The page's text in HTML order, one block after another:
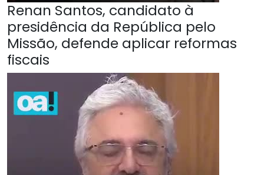
Renan Santos, candidato à
presidência da República pelo
Missão, defende aplicar reformas
fiscais